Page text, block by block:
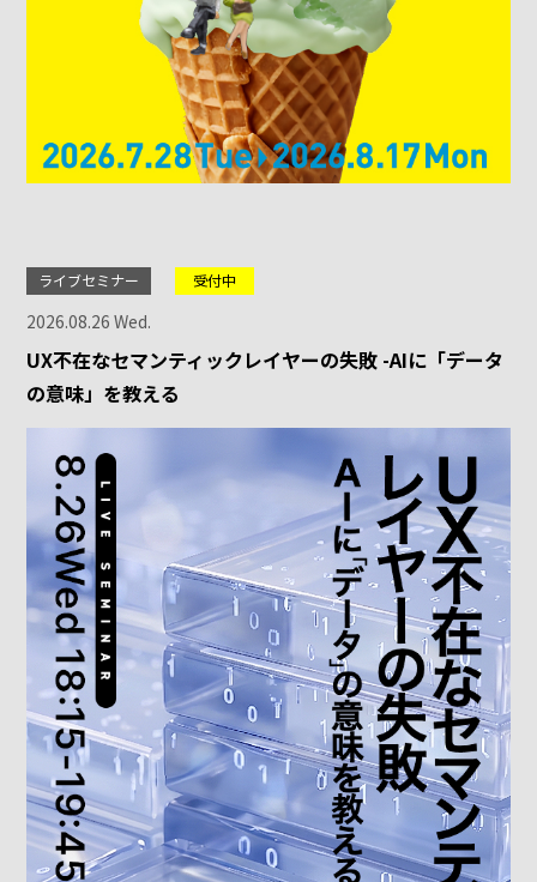
ライブセミナー 受付中
2026.08.26 Wed.
UX不在なセマンティックレイヤーの失敗 -AIに「データ
の意味」を教える